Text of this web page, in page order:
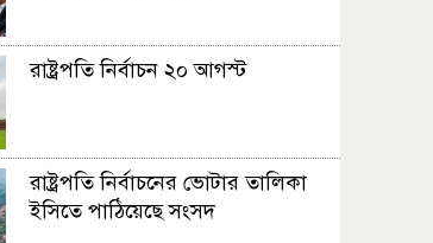
রাষ্ট্রপতি নির্বাচন ২০ আগস্ট
রাষ্ট্রপতি নির্বাচনের ভোটার তালিকা
ইসিতে পাঠিয়েছে সংসদ